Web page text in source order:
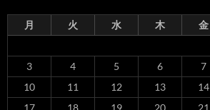
月 火 水 木 金
3
4 5 6 7
10
11 12 13 14